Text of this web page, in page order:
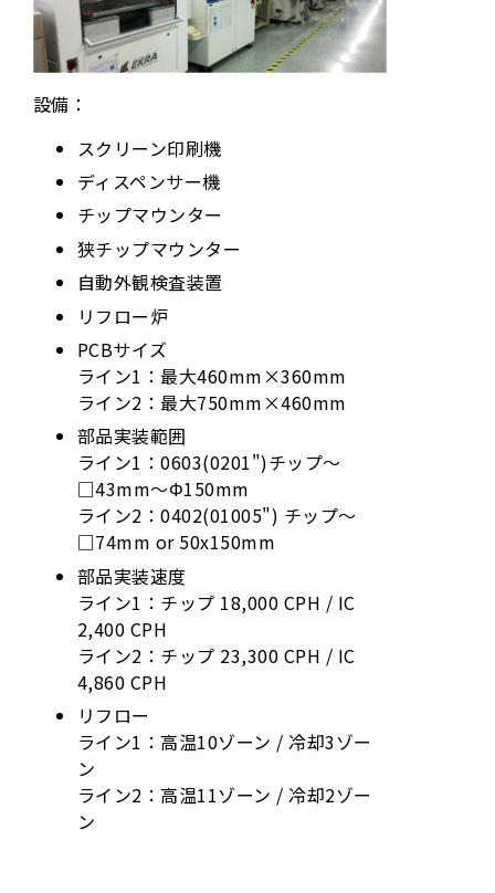
設備：
スクリーン印刷機
ディスペンサー機
チップマウンター
狭チップマウンター
自動外観検査装置
リフロー炉
PCBサイズ
ライン1：最大460mm×360mm
ライン2：最大750mm×460mm
部品実装範囲
ライン1：0603(0201")チップ～
□43mm～Φ150mm
ライン2：0402(01005") チップ～
□74mm or 50x150mm
部品実装速度
ライン1：チップ 18,000 CPH / IC
2,400 CPH
ライン2：チップ 23,300 CPH / IC
4,860 CPH
リフロー
ライン1：高温10ゾーン / 冷却3ゾー
ン
ライン2：高温11ゾーン / 冷却2ゾー
ン